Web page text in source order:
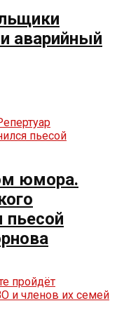
аварийный
юмора.
пьесой